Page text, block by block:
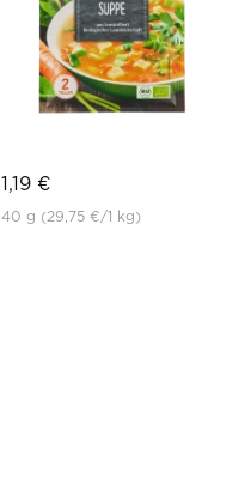
1,19 €
40 g (29,75 €/1 kg)